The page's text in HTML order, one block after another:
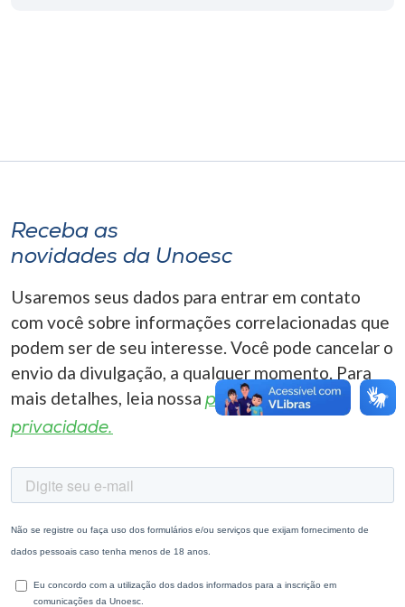
o idioma
A+
A-
Receba as
novidades da Unoesc
Usaremos seus dados para entrar em contato
com você sobre informações correlacionadas que
podem ser de seu interesse. Você pode cancelar o
envio da divulgação, a qualquer momento. Para
mais detalhes, leia nossa política de
privacidade.